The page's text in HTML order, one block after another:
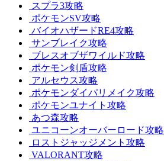
スプラ3攻略
ポケモンSV攻略
バイオハザードRE4攻略
サンブレイク攻略
ブレスオブザワイルド攻略
ポケモン剣盾攻略
アルセウス攻略
ポケモンダイパリメイク攻略
ポケモンユナイト攻略
あつ森攻略
ユニコーンオーバーロード攻略
ロストジャッジメント攻略
VALORANT攻略